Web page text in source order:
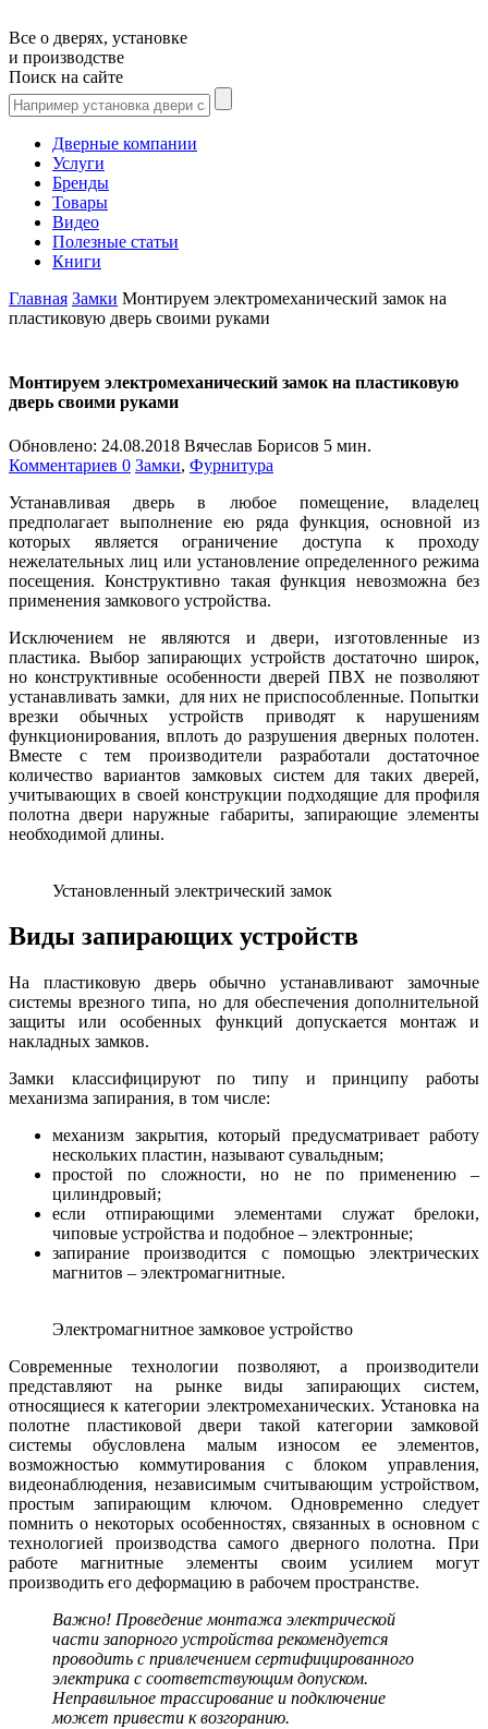
Все о дверях, установке
и производстве
Поиск на сайте
Дверные компании
Услуги
Бренды
Товары
Видео
Полезные статьи
Книги
Главная Замки Монтируем электромеханический замок на
пластиковую дверь своими руками
Монтируем электромеханический замок на пластиковую
дверь своими руками
Обновлено: 24.08.2018 Вячеслав Борисов 5 мин.
Комментариев 0 Замки, Фурнитура
Устанавливая дверь в любое помещение, владелец
предполагает выполнение ею ряда функция, основной из
которых является ограничение доступа к проходу
нежелательных лиц или установление определенного режима
посещения. Конструктивно такая функция невозможна без
применения замкового устройства.
Исключением не являются и двери, изготовленные из
пластика. Выбор запирающих устройств достаточно широк,
но конструктивные особенности дверей ПВХ не позволяют
устанавливать замки, для них не приспособленные. Попытки
врезки обычных устройств приводят к нарушениям
функционирования, вплоть до разрушения дверных полотен.
Вместе с тем производители разработали достаточное
количество вариантов замковых систем для таких дверей,
учитывающих в своей конструкции подходящие для профиля
полотна двери наружные габариты, запирающие элементы
необходимой длины.
Установленный электрический замок
Виды запирающих устройств
На пластиковую дверь обычно устанавливают замочные
системы врезного типа, но для обеспечения дополнительной
защиты или особенных функций допускается монтаж и
накладных замков.
Замки классифицируют по типу и принципу работы
механизма запирания, в том числе:
механизм закрытия, который предусматривает работу
нескольких пластин, называют сувальдным;
простой по сложности, но не по применению –
цилиндровый;
если отпирающими элементами служат брелоки,
чиповые устройства и подобное – электронные;
запирание производится с помощью электрических
магнитов – электромагнитные.
Электромагнитное замковое устройство
Современные технологии позволяют, а производители
представляют на рынке виды запирающих систем,
относящиеся к категории электромеханических. Установка на
полотне пластиковой двери такой категории замковой
системы обусловлена малым износом ее элементов,
возможностью коммутирования с блоком управления,
видеонаблюдения, независимым считывающим устройством,
простым запирающим ключом. Одновременно следует
помнить о некоторых особенностях, связанных в основном с
технологией производства самого дверного полотна. При
работе магнитные элементы своим усилием могут
производить его деформацию в рабочем пространстве.
Важно! Проведение монтажа электрической
части запорного устройства рекомендуется
проводить с привлечением сертифицированного
электрика с соответствующим допуском.
Неправильное трассирование и подключение
может привести к возгоранию.